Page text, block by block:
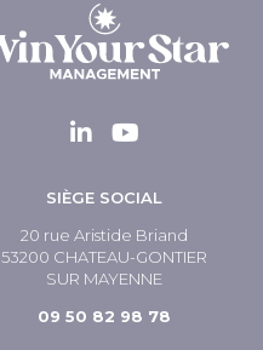
SIÈGE SOCIAL
20 rue Aristide Briand
53200 CHATEAU-GONTIER
SUR MAYENNE
09 50 82 98 78